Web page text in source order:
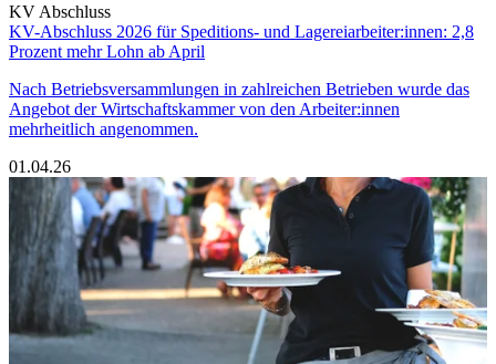
KV Abschluss
KV-Abschluss 2026 für Speditions- und Lagereiarbeiter:innen: 2,8
Prozent mehr Lohn ab April
Nach Betriebsversammlungen in zahlreichen Betrieben wurde das
Angebot der Wirtschaftskammer von den Arbeiter:innen
mehrheitlich angenommen.
01.04.26